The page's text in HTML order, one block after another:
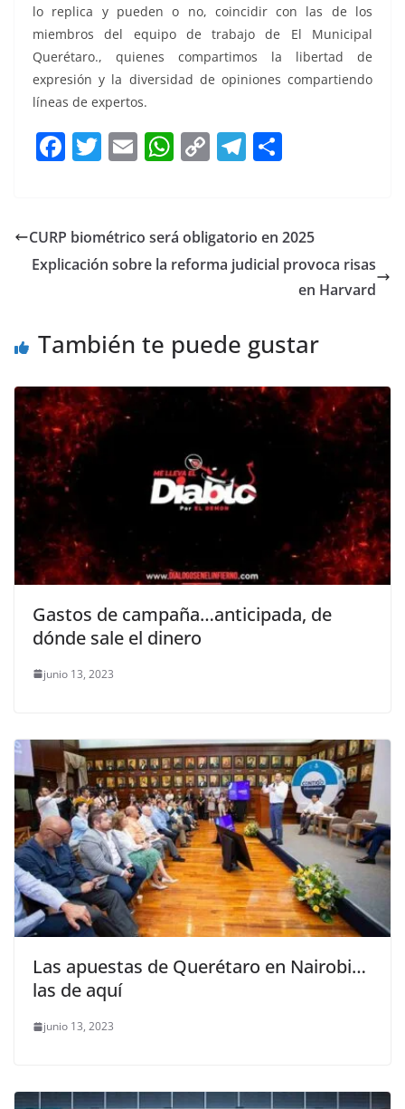
lo replica y pueden o no, coincidir con las de los
miembros del equipo de trabajo de El Municipal
Querétaro., quienes compartimos la libertad de
expresión y la diversidad de opiniones compartiendo
líneas de expertos.
F
e
b
k
T
er
E
l
W
s
A
C
y
Li
T
gr
a
e
CURP biométrico será obligatorio en 2025
Explicación sobre la reforma judicial provoca risas
en Harvard
También te puede gustar
Gastos de campaña…anticipada, de
dónde sale el dinero
junio 13, 2023
Las apuestas de Querétaro en Nairobi…
las de aquí
junio 13, 2023